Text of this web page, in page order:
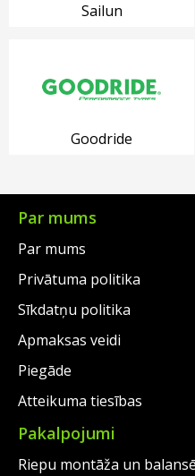
Sailun
Goodride
Par mums
Par mums
Privātuma politika
Sīkdatņu politika
Apmaksas veidi
Piegāde
Atteikuma tiesības
Pakalpojumi
Riepu montāža un